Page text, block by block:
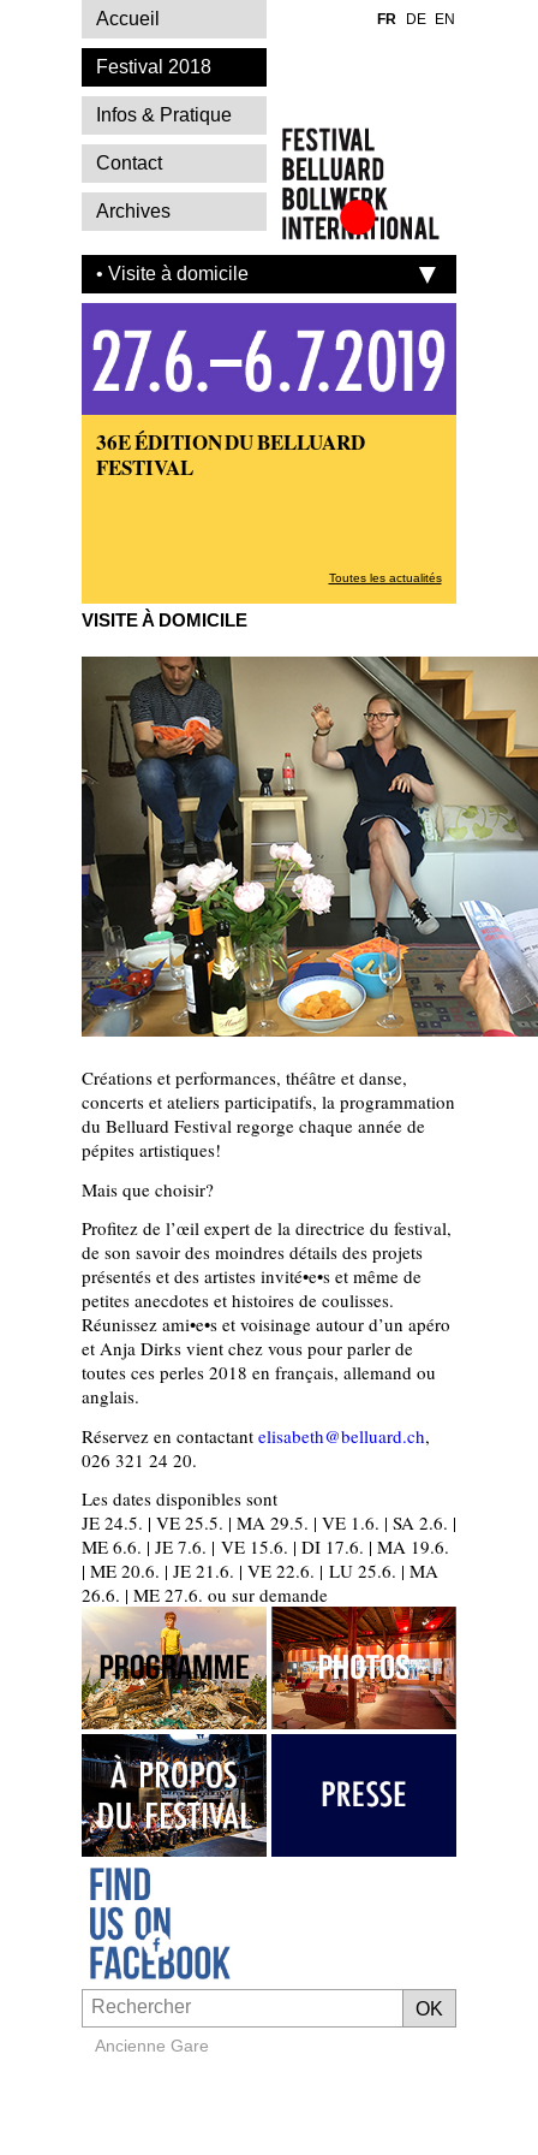
Festival Belluard
International
• Visite à domicile
36E ÉDITION DU BELLUARD
FESTIVAL
Toutes les actualités
VISITE À DOMICILE
Créations et performances, théâtre et danse,
concerts et ateliers participatifs, la programmation
du Belluard Festival regorge chaque année de
pépites artistiques!
Mais que choisir?
Profitez de l’œil expert de la directrice du festival,
de son savoir des moindres détails des projets
présentés et des artistes invité•e•s et même de
petites anecdotes et histoires de coulisses.
Réunissez ami•e•s et voisinage autour d’un apéro
et Anja Dirks vient chez vous pour parler de
toutes ces perles 2018 en français, allemand ou
anglais.
Réservez en contactant elisabeth@belluard.ch,
026 321 24 20.
Les dates disponibles sont
JE 24.5. | VE 25.5. | MA 29.5. | VE 1.6. | SA 2.6. |
ME 6.6. | JE 7.6. | VE 15.6. | DI 17.6. | MA 19.6.
| ME 20.6. | JE 21.6. | VE 22.6. | LU 25.6. | MA
26.6. | ME 27.6. ou sur demande
Accueil
Festival 2018
Infos & Pratique
Contact
Archives
FR DE EN
Ancienne Gare